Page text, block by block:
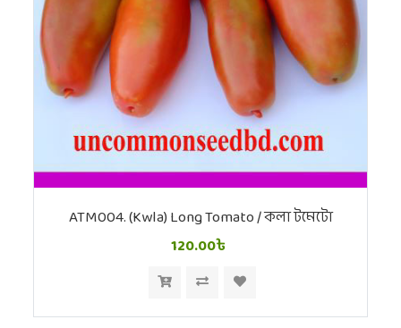
ATM004. (Kwla) Long Tomato / কলা টমেটো
120.00৳